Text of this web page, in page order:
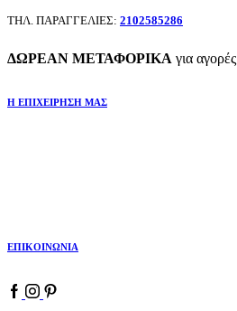
ΤΗΛ. ΠΑΡΑΓΓΕΛΙΕΣ: 2102585286
ΔΩΡΕΑΝ ΜΕΤΑΦΟΡΙΚΑ για
Η ΕΠΙΧΕΙΡΗΣΗ ΜΑΣ
ΕΠΙΚΟΙΝΩΝΙΑ
Facebook
Instagram
Pinterest